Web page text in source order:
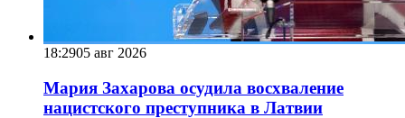
18:2905 авг 2026
Мария Захарова осудила восхваление
нацистского преступника в Латвии